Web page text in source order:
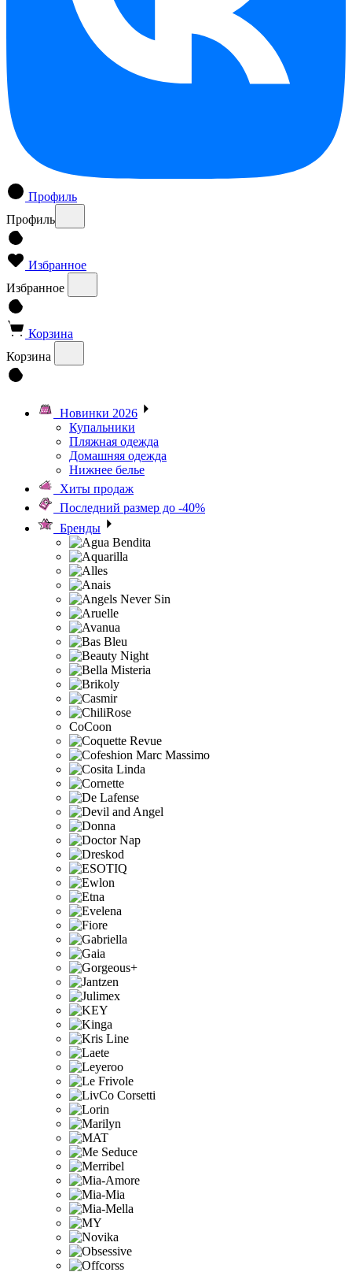
Профиль
Профиль
Избранное
Избранное
Корзина
Корзина
Новинки 2026
Купальники
Пляжная одежда
Домашняя одежда
Нижнее белье
Хиты продаж
Последний размер до -40%
Бренды
CoCoon